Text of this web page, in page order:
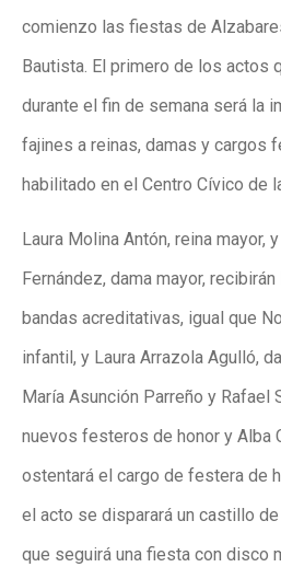
comienzo las fiestas de
Bautista. El primero de los actos
durante el fin de semana será la
fajines a reinas, damas y cargos
habilitado en el Centro Cívico de
Laura Molina Antón, reina mayor,
Fernández, dama mayor,
bandas acreditativas, igual que
infantil, y Laura Arrazola Agulló,
María Asunción Parreño y Rafael
nuevos festeros de honor y Alba
ostentará el cargo de festera de
el acto se disparará un castillo
que seguirá una fiesta con disco